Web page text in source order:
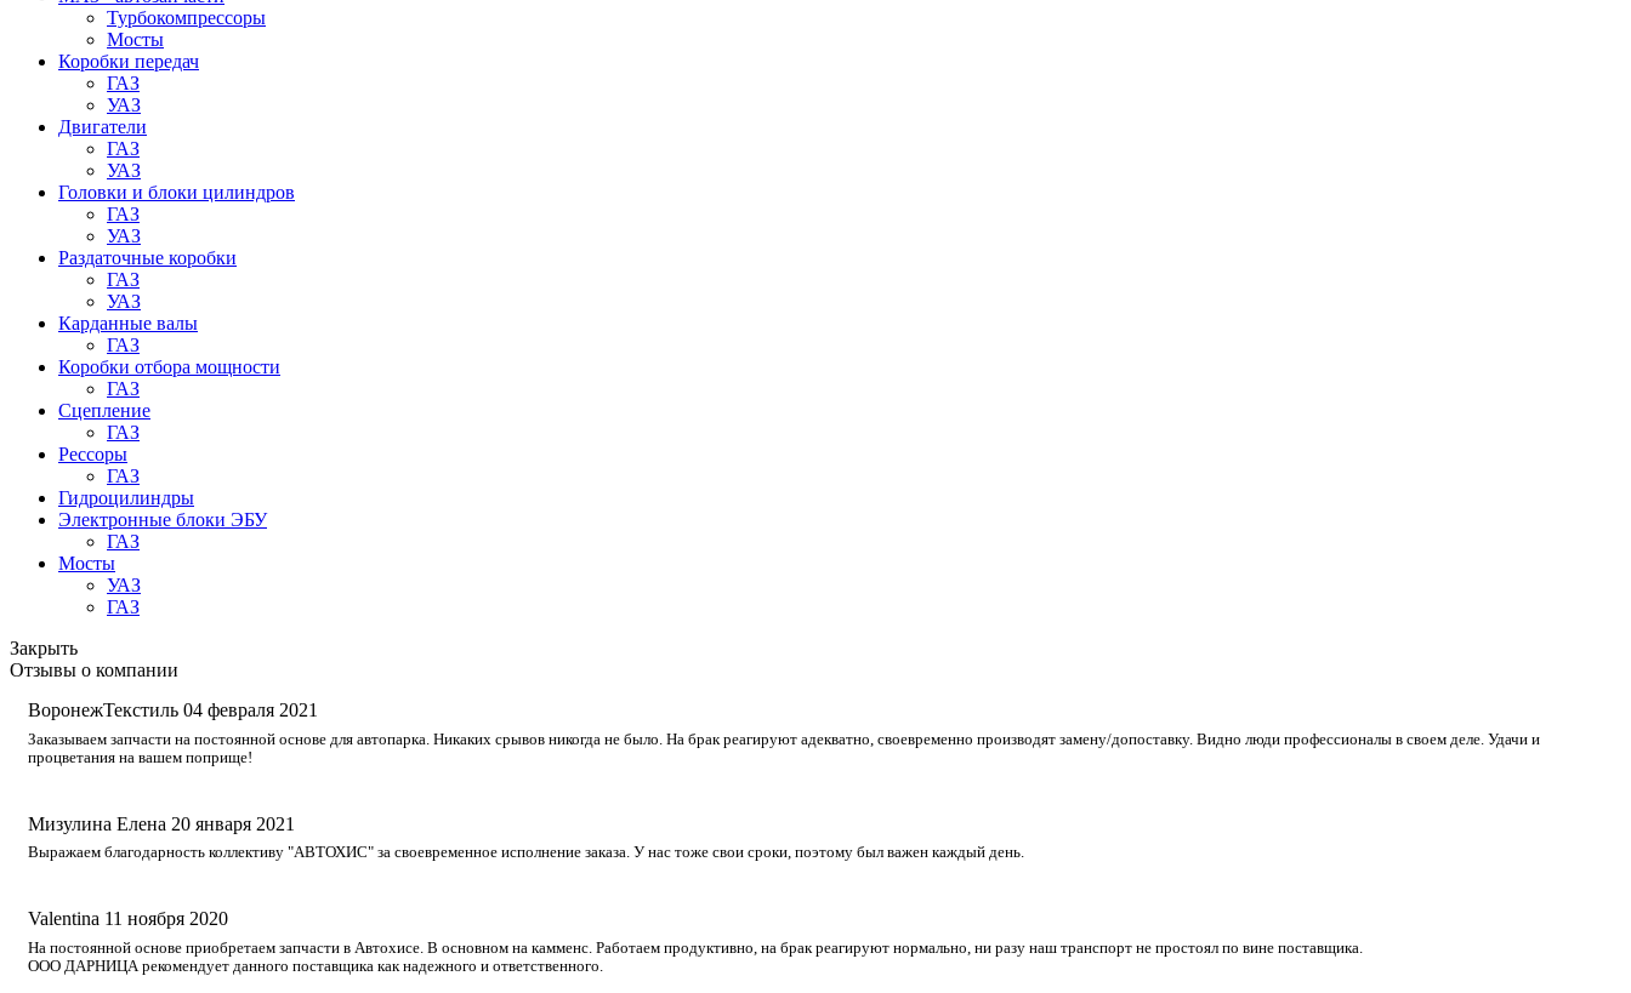
Турбокомпрессоры
Мосты
Коробки передач
ГАЗ
УАЗ
Двигатели
ГАЗ
УАЗ
Головки и блоки цилиндров
ГАЗ
УАЗ
Раздаточные коробки
ГАЗ
УАЗ
Карданные валы
ГАЗ
Коробки отбора мощности
ГАЗ
Сцепление
ГАЗ
Рессоры
ГАЗ
Гидроцилиндры
Электронные блоки ЭБУ
ГАЗ
Мосты
УАЗ
ГАЗ
Закрыть
Отзывы о компании
ВоронежТекстиль 04 февраля 2021
Заказываем запчасти на постоянной основе для автопарка. Никаких срывов никогда не было. На брак реагируют адекватно, своевременно производят замену/допоставку. Видно люди профессионалы в своем деле. Удачи и
процветания на вашем поприще!
Мизулина Елена 20 января 2021
Выражаем благодарность коллективу "АВТОХИС" за своевременное исполнение заказа. У нас тоже свои сроки, поэтому был важен каждый день.
Valentina 11 ноября 2020
На постоянной основе приобретаем запчасти в Автохисе. В основном на камменс. Работаем продуктивно, на брак реагируют нормально, ни разу наш транспорт не простоял по вине поставщика.
ООО ДАРНИЦА рекомендует данного поставщика как надежного и ответственного.